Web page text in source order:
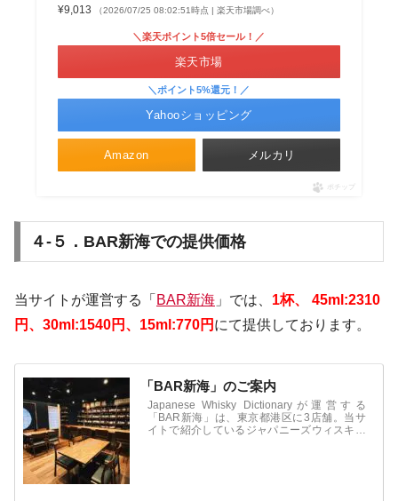
¥9,013 （2026/07/25 08:02:51時点 | 楽天市場調べ）
Amazon
＼楽天ポイント5倍セール！／
楽天市場
＼ポイント5%還元！／
Yahooショッピング
メルカリ
ポチップ
４-５．BAR新海での提供価格
当サイトが運営する「 BAR新海 」では、 1杯、 45ml:2310
円、30ml:1540円、15ml:770円 にて提供しております。
「BAR新海」のご案内
Japanese Whisky Dictionaryが運営する
「BAR新海」は、東京都港区に3店舗。当サ
イトで紹介しているジャパニーズウィスキー